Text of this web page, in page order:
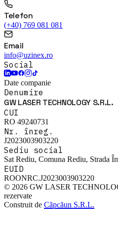
Telefon
(+40) 769 081 081
Email
info@uzinex.ro
Social
Date companie
Denumire
GW LASER TECHNOLOGY S.R.L.
CUI
RO 49240731
Nr. înreg.
J2023003903220
Sediu social
Sat Rediu, Comuna Rediu, Strada
EUID
ROONRC.J2023003903220
© 2026 GW LASER
rezervate
Construit de Căpcăun S.R.L.